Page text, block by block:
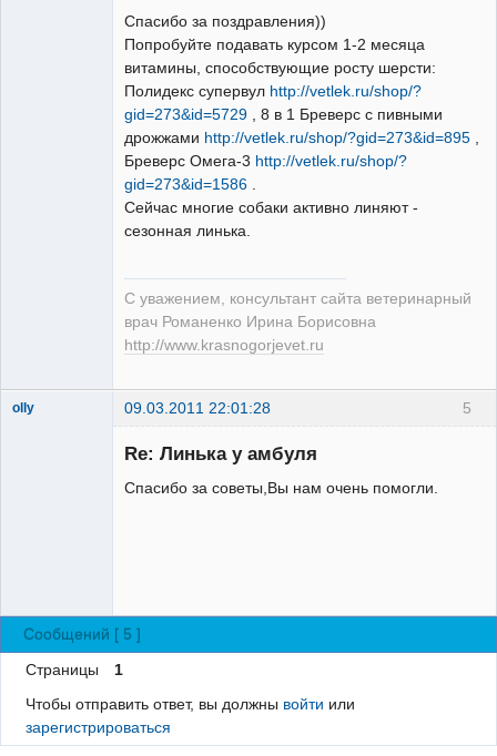
Спасибо за поздравления))
Попробуйте подавать курсом 1-2 месяца
витамины, способствующие росту шерсти:
Полидекс супервул http://vetlek.ru/shop/?
gid=273&id=5729 , 8 в 1 Бреверс с пивными
дрожжами http://vetlek.ru/shop/?gid=273&id=895
Бреверс Омега-3 http://vetlek.ru/shop/?
gid=273&id=1586
Сейчас многие собаки активно линяют -
сезонная линька.
С уважением, консультант сайта ветеринарный
врач Романенко Ирина Борисовна
http://www.krasnogorjevet.ru
5
olly 09.03.2011 22:01:28
Зарегистрированный
Re: Линька у амбуля
Спасибо за советы,Вы нам очень помогли.
Сообщений [ 5 ]
Страницы
1
Чтобы отправить ответ, вы должны войти или
зарегистрироваться